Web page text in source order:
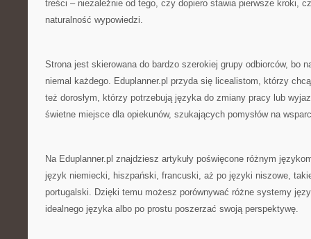
treści – niezależnie od tego, czy dopiero stawia pierwsze kroki,
naturalność wypowiedzi.
Strona jest skierowana do bardzo szerokiej grupy odbiorców, bo
niemal każdego. Eduplanner.pl przyda się licealistom, którzy
też dorosłym, którzy potrzebują języka do zmiany pracy lub
świetne miejsce dla opiekunów, szukających pomysłów na
Na Eduplanner.pl znajdziesz artykuły poświęcone różnym
język niemiecki, hiszpański, francuski, aż po języki niszowe,
portugalski. Dzięki temu możesz porównywać różne systemy
idealnego języka albo po prostu poszerzać swoją perspektywę.